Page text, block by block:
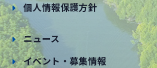
個人情報保護方針
ニュース
イベント・募集情報